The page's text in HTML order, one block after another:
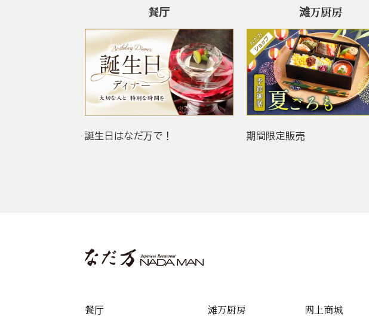
餐厅
誕生日はなだ万で！
滩万厨房
期間限定販売
餐厅 滩万厨房 网上商城